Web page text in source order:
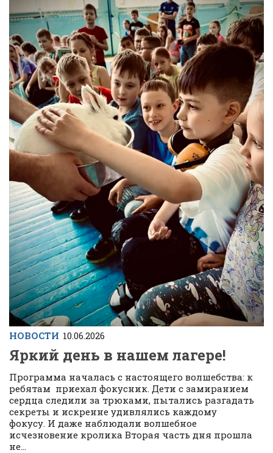
НОВОСТИ 10.06.2026
Яркий день в нашем лагере!
Программа началась с настоящего волшебства: к
ребятам приехал фокусник. Дети с замиранием
сердца следили за трюками, пытались разгадать
секреты и искренне удивлялись каждому
фокусу. И даже наблюдали волшебное
исчезновение кролика Вторая часть дня прошла
не...